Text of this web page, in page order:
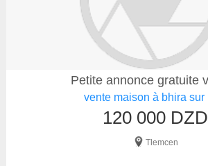
Petite annonce gratuite
vente maison à bhira sur
120 000 DZD
Tlemcen